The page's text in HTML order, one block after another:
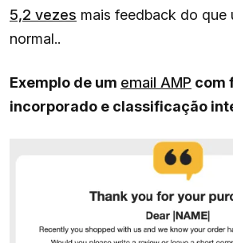
5,2 vezes mais feedback do que
normal..
Exemplo de um email AMP com
incorporado e classificação